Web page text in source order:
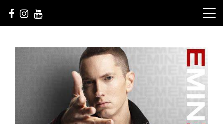
content
sunuculture